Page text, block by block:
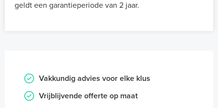
geldt een garantieperiode van 2 jaar.
Vakkundig advies voor elke klus
Vrijblijvende offerte op maat